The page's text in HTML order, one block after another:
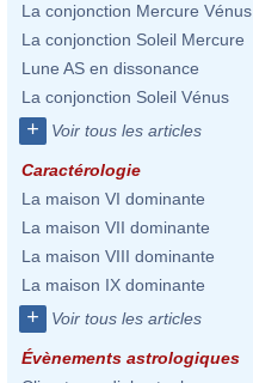
La conjonction Mercure Vénus
La conjonction Soleil Mercure
Lune AS en dissonance
La conjonction Soleil Vénus
+ Voir tous les articles
Caractérologie
La maison VI dominante
La maison VII dominante
La maison VIII dominante
La maison IX dominante
+ Voir tous les articles
Évènements astrologiques